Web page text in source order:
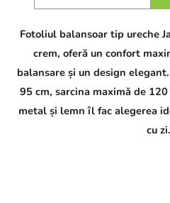
Fotoliul balansoar tip ureche
crem, oferă un confort
balansare și un design
95 cm, sarcina maximă de
metal și lemn îl fac alegerea
cu zi.